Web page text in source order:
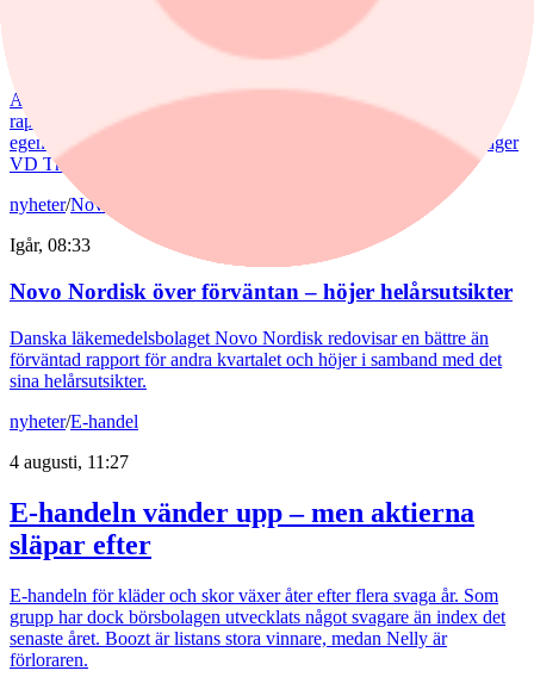
Asmodees VD: ”Det här kvartalet tickar
Asmodee slår analytikernas förväntningar och aktien lyfter 8% på
rapporten. Brädspel och samlarkort växer tvåsiffrigt, medan
egenutgivna spel ökar 2%. ”Tillväxten kommer från alla håll”, säger
VD Thomas Koegler till Placera.
nyheter/Novo Nordisk ADR
Igår, 08:33
Novo Nordisk över förväntan – höjer helårsutsikter
Danska läkemedelsbolaget Novo Nordisk redovisar en bättre än
förväntad rapport för andra kvartalet och höjer i samband med det
sina helårsutsikter.
nyheter/E-handel
4 augusti, 11:27
E-handeln vänder upp – men aktierna
släpar efter
E-handeln för kläder och skor växer åter efter flera svaga år. Som
grupp har dock börsbolagen utvecklats något svagare än index det
senaste året. Boozt är listans stora vinnare, medan Nelly är
förloraren.